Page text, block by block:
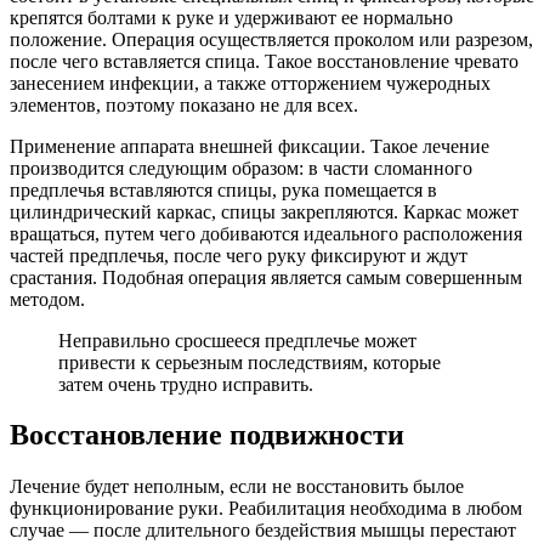
крепятся болтами к руке и удерживают ее нормально
положение. Операция осуществляется проколом или разрезом,
после чего вставляется спица. Такое восстановление чревато
занесением инфекции, а также отторжением чужеродных
элементов, поэтому показано не для всех.
Применение аппарата внешней фиксации. Такое лечение
производится следующим образом: в части сломанного
предплечья вставляются спицы, рука помещается в
цилиндрический каркас, спицы закрепляются. Каркас может
вращаться, путем чего добиваются идеального расположения
частей предплечья, после чего руку фиксируют и ждут
срастания. Подобная операция является самым совершенным
методом.
Неправильно сросшееся предплечье может
привести к серьезным последствиям, которые
затем очень трудно исправить.
Восстановление подвижности
Лечение будет неполным, если не восстановить былое
функционирование руки. Реабилитация необходима в любом
случае — после длительного бездействия мышцы перестают